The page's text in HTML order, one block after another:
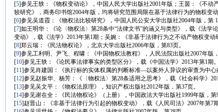
[5]参见王轶：《物权变动论》，中国人民大学出版社2001年版；王茵：《不
较研究》，商务印书馆2004年版，均将研究范围局限在基于法律行为的物权变
[6]参见吴道霞：《物权法比较研究》，中国人民公安大学出版社2004年版，第
[7]如王明华：《论〈物权法〉第28条中“法律文书”的涵义与类型》，载《法学
变动》，载《法学》2013年第1期；吴婉：《非基于法律行为之不动产物权变
[8]郑云瑞：《民法物权论》，北京大学出版社2006年版，第83页。
[9]参见工利明、尹飞、程啸：《中国物权法教程》，人民法院出版社2007年版
[10]参见王轶：《论民事法律事实的类型区分》，载《中国法学》2013年第1期
[11]参见肖建国：《执行标的实体权属的判断标准—以案外人异议的审查为中心
[12]参见赵振华、杨芳：《〈物权法〉第28条适用之思考》，载《社会科学》
[13]参见吴文平：《物权法原理》，知识产权出版社2012年版，第37页。
[14]参见谢在全：《民法物权论》（上册），中国政法大学出版社1999年版，第
[15]赵晋山：《非基于法律行为引起的物权变动》，载《人民司法》2007年第7